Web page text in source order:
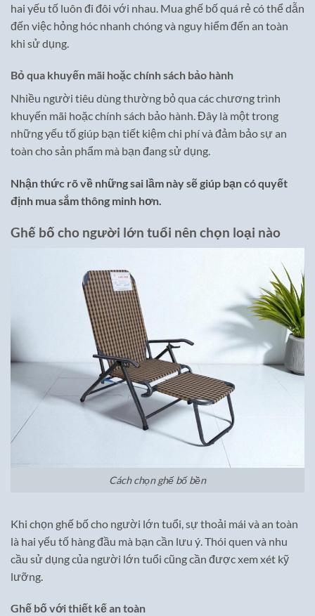
hai yếu tố luôn đi đôi với nhau. Mua ghế bố quá rẻ có thể dẫn
đến việc hỏng hóc nhanh chóng và nguy hiểm đến an toàn
khi sử dụng.
Bỏ qua khuyến mãi hoặc chính sách bảo hành
Nhiều người tiêu dùng thường bỏ qua các chương trình
khuyến mãi hoặc chính sách bảo hành. Đây là một trong
những yếu tố giúp bạn tiết kiệm chi phí và đảm bảo sự an
toàn cho sản phẩm mà bạn đang sử dụng.
Nhận thức rõ về những sai lầm này sẽ giúp bạn có quyết
định mua sắm thông minh hơn.
Ghế bố cho người lớn tuổi nên chọn loại nào
Cách chọn ghế bố bền
Khi chọn ghế bố cho người lớn tuổi, sự thoải mái và an toàn
là hai yếu tố hàng đầu mà bạn cần lưu ý. Thói quen và nhu
cầu sử dụng của người lớn tuổi cũng cần được xem xét kỹ
lưỡng.
Ghế bố với thiết kế an toàn